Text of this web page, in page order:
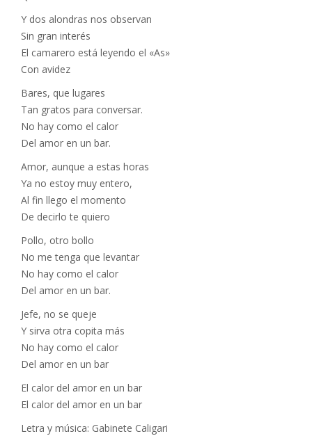
Y dos alondras nos observan
Sin gran interés
El camarero está leyendo el «As»
Con avidez
Bares, que lugares
Tan gratos para conversar.
No hay como el calor
Del amor en un bar.
Amor, aunque a estas horas
Ya no estoy muy entero,
Al fin llego el momento
De decirlo te quiero
Pollo, otro bollo
No me tenga que levantar
No hay como el calor
Del amor en un bar.
Jefe, no se queje
Y sirva otra copita más
No hay como el calor
Del amor en un bar
El calor del amor en un bar
El calor del amor en un bar
Letra y música: Gabinete Caligari